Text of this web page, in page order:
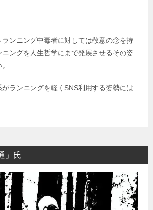
ランニング中毒者に対しては敬意の念を持
ニングを人生哲学にまで発展させるその姿
ランニングを軽くSNS利用する姿勢には
」氏